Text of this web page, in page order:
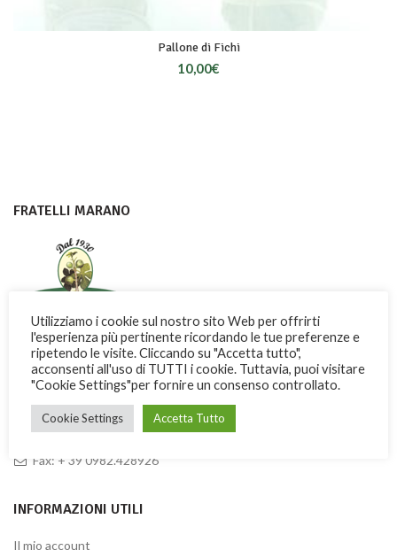
Pallone di Fichi
10,00€
FRATELLI MARANO
Con dedizione e passione i Fratelli Marano fanno conoscere nel
mondo una dolce ricchezza di Calabria
Via Garibaldi, 3 -13 – 87032 Amantea (CS) ITALY
Telefono: + 39 0982.41277
Fax: + 39 0982.428926
INFORMAZIONI UTILI
Il mio account
Utilizziamo i cookie sul nostro sito Web per offrirti
l'esperienza più pertinente ricordando le tue preferenze e
ripetendo le visite. Cliccando su "Accetta tutto",
acconsenti all'uso di TUTTI i cookie. Tuttavia, puoi visitare
"Cookie Settings"per fornire un consenso controllato.
Cookie Settings Accetta Tutto